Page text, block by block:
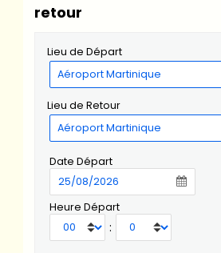
retour
Lieu de Départ
Lieu de Retour
Date Départ
Heure Départ
: